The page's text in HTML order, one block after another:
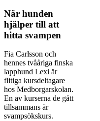
När hunden
hjälper till att
hitta svampen
Fia Carlsson och
hennes tvååriga finska
lapphund Lexi är
flitiga kursdeltagare
hos Medborgarskolan.
En av kurserna de gått
tillsammans är
svampsökskurs.